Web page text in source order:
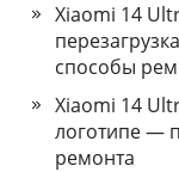
Xiaomi 14
способы
Xiaomi 14
логотипе —
ремонта